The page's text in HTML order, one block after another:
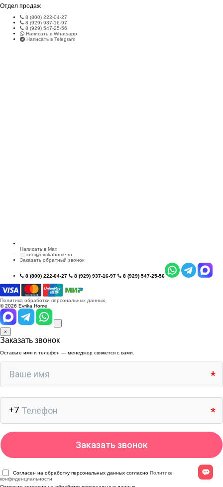
Отдел продаж
8 (800) 222-04-27
8 (929) 937-16-97
8 (929) 547-25-56
Написать в Whatsapp
Написать в Telegram
Написать в Max
info@evrikahome.ru
Заказать обратный звонок
8 (800) 222-04-27 8 (929) 937-16-97 8 (929) 547-25-56
Политика обработки персональных данных
© 2026 Evrika Home
×
Заказать звонок
Оставьте имя и телефон — менеджер свяжется с вами.
Согласен на обработку персональных данных согласно Политике
конфиденциальности